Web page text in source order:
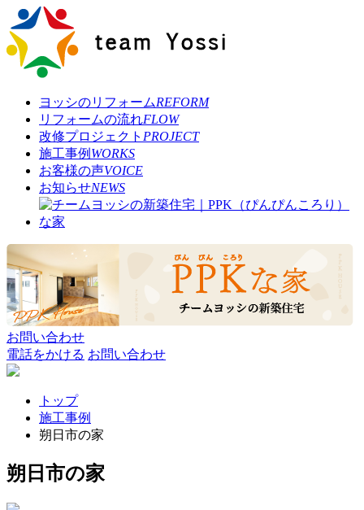
ヨッシのリフォームREFORM
リフォームの流れFLOW
改修プロジェクト PROJECT
施工事例 WORKS
お客様の声VOICE
お知らせNEWS
お問い合わせ
電話をかける お問い合わせ
トップ
施工事例
朔日市の家
朔日市の家